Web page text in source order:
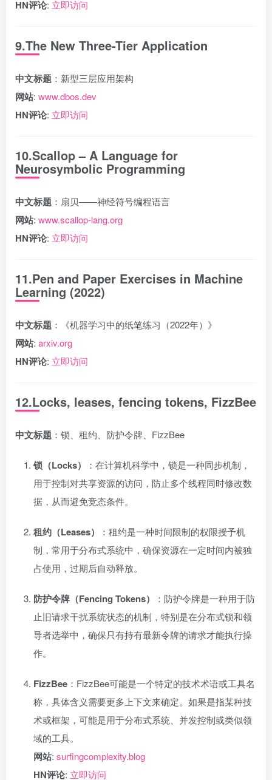
HN评论: 立即访问
9.The New Three-Tier Application
中文标题 ：新型三层应用架构
网站: www.dbos.dev
HN评论: 立即访问
10.Scallop – A Language for
Neurosymbolic Programming
中文标题 ：扇贝——神经符号编程语言
网站: www.scallop-lang.org
HN评论: 立即访问
11.Pen and Paper Exercises in Machine
Learning (2022)
中文标题 ：《机器学习中的纸笔练习（2022年）》
网站: arxiv.org
HN评论: 立即访问
12.Locks, leases, fencing tokens, FizzBee
中文标题 ：锁、租约、防护令牌、FizzBee
锁（Locks）
：在计算机科学中，锁是一种同步机制，
用于控制对共享资源的访问，防止多个线程同时修改数
据，从而避免竞态条件。
租约（Leases）
：租约是一种时间限制的权限授予机
制，常用于分布式系统中，确保资源在一定时间内被独
占使用，过期后自动释放。
防护令牌（Fencing Tokens）
：防护令牌是一种用于防
止旧请求干扰系统状态的机制，特别是在分布式锁和领
导者选举中，确保只有持有最新令牌的请求才能执行操
作。
FizzBee ：FizzBee可能是一个特定的技术术语或工具名
称，具体含义需要更多上下文来确定。如果是指某种技
术或框架，可能是用于分布式系统、并发控制或类似领
域的工具。
网站: surfingcomplexity.blog
HN评论: 立即访问